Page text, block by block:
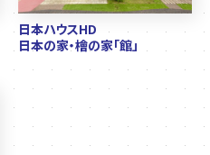
日本ハウスHD
日本の家・檜の家「館」